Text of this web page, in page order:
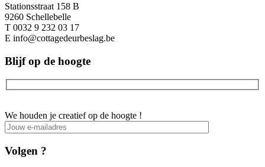
Stationsstraat 158 B
9260 Schellebelle
T 0032 9 232 03 17
E info@cottagedeurbeslag.be
Blijf op de hoogte
We houden je creatief op de hoogte !
Volgen ?